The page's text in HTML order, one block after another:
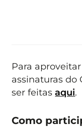
Para
assinaturas do
ser feitasaqui.
Como